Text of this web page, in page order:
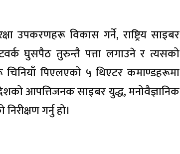
उपकरणहरू विकास गर्ने, राष्ट्रिय साइबर
घुसपैठ तुरुन्तै पत्ता लगाउने र त्यसको
चिनियाँ पिएलएको ५ थिएटर कमाण्डहरूमा
आपत्तिजनक साइबर युद्ध, मनोवैज्ञानिक
गर्नु हो।